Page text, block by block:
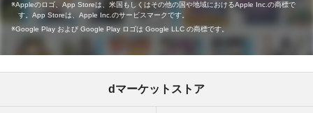
Appleのロゴ、App Storeは、米国もしくはその他の国や地域におけるApple Inc.の商標で
す。App Storeは、Apple Inc.のサービスマークです。
Google Play および Google Play ロゴは Google LLC の商標です。
dマーケットストア